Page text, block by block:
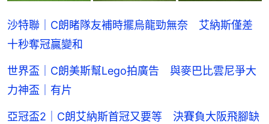
沙特聯｜C朗睹隊友補時擺烏龍勁無奈 艾納斯僅差
十秒奪冠贏變和
世界盃｜C朗美斯幫Lego拍廣告 與麥巴比雲尼爭大
力神盃｜有片
亞冠盃2｜C朗艾納斯首冠又要等 決賽負大阪飛腳缺